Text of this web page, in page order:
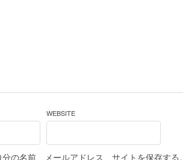
WEBSITE
の名前、メールアドレス、サイトを保存する。